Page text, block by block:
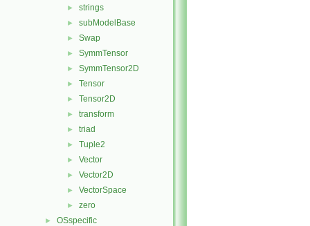
► strings
► subModelBase
► Swap
► SymmTensor
► SymmTensor2D
► Tensor
► Tensor2D
► transform
► triad
► Tuple2
► Vector
► Vector2D
► VectorSpace
► zero
► OSspecific